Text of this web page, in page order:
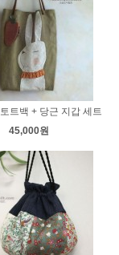
트백 + 당근 지갑 세트
45,000원